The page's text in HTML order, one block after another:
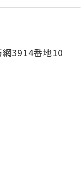
3914番地10